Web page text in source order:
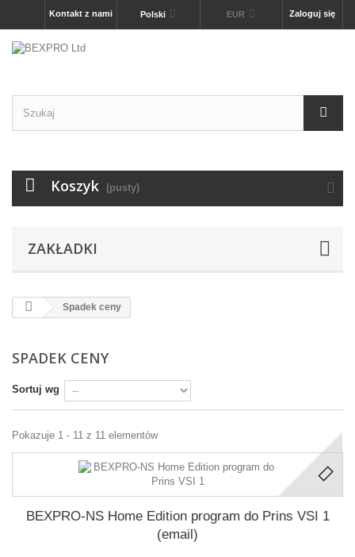
Zaloguj się
EUR
Polski
Kontakt z nami
Koszyk (pusty)
ZAKŁADKI
Spadek ceny
SPADEK CENY
Sortuj wg
Pokazuje 1 - 11 z 11 elementów
BEXPRO-NS Home Edition program do Prins VSI 1
(email)